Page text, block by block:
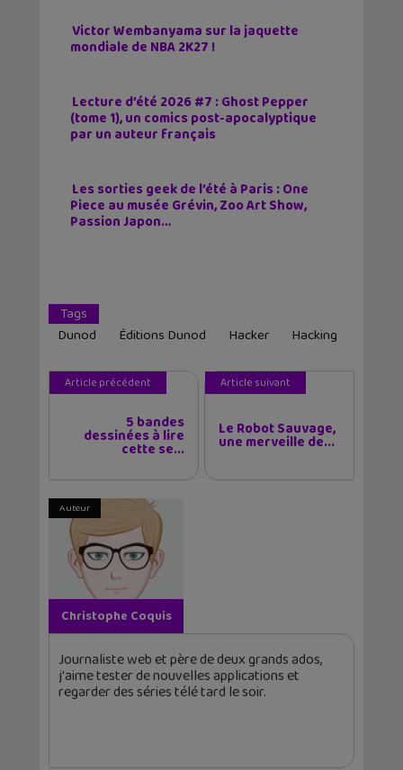
Victor Wembanyama sur la jaquette
mondiale de NBA 2K27 !
Lecture d’été 2026 #7 : Ghost Pepper
(tome 1), un comics post-apocalyptique
par un auteur français
Les sorties geek de l’été à Paris : One
Piece au musée Grévin, Zoo Art Show,
Passion Japon…
Tags
Dunod
Éditions Dunod Hacker Hacking
Article précédent
5 bandes
dessinées à lire
cette se...
Article suivant
Le Robot Sauvage,
une merveille de...
Auteur
Christophe Coquis
Journaliste web et père de deux grands ados,
j'aime tester de nouvelles applications et
regarder des séries télé tard le soir.